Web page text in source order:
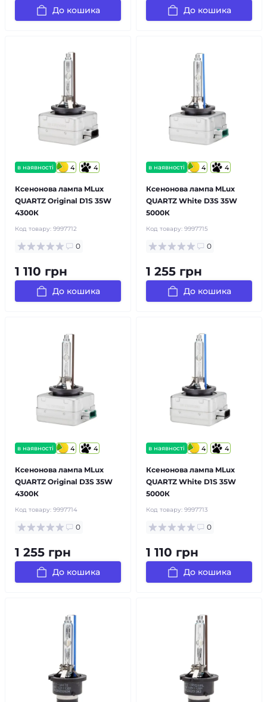
До кошика До кошика
в наявності 4 4
Ксенонова лампа MLux
QUARTZ Original D1S 35W
4300К
Код товару: 9997712
0
1 110 грн
До кошика
в наявності 4 4
Ксенонова лампа MLux
QUARTZ White D3S 35W
5000К
Код товару: 9997715
0
1 255 грн
До кошика
в наявності 4 4
Ксенонова лампа MLux
QUARTZ Original D3S 35W
4300К
Код товару: 9997714
0
1 255 грн
До кошика
в наявності 4 4
Ксенонова лампа MLux
QUARTZ White D1S 35W
5000К
Код товару: 9997713
0
1 110 грн
До кошика